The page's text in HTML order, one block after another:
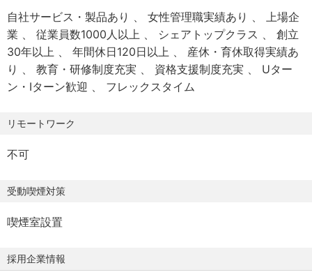
基板に利用されており、通信に欠かせぬ技術となります。
その市場拡大および技術進化の速度は年々加速しており、
より高度な要求に応える開発が必要になっています。
本ポジションでは、当社の顧客側に近しい評価技術、評価
設備をお持ちの方に、
顧客へ精度の高い提案（データ）を提示できるよう、顧客
び
構築した評価技術をもとにした国内外の顧客や基板メーカ
通勤手当 残業手当 家族手当 地域手当 住宅手当 他
【福利厚生】
家賃補助(単身赴任制度(借上社宅など) 持家促進制度 育
児支援制度 財産形成貯蓄制度 他
【新幹線通勤可】
可※
【休日休暇】
土日 年次有給休暇 年末年始 夏季休暇 慶弔休暇 育
年間休日：123日
②銅張積層板の特性を向上させるため、ガラス繊維を始め
とする基材の課題について議論できるようになる資質を持
つ人材
◆社風について
キャリア入社のエンジニアも多く在籍しており、在籍・年
また当社では、一人一人が広い裁量を以て職務に当たるこ
とができ、
当社のスペシャルガラスは、国内外の競合と比較しても高
ており、
基地局・データセンターや生成AI向けサーバーといった高
自社サービス・製品あり 女性管理職実績あり
上場企
業
従業員数1000人以上 シェアトップクラス
創立
30年以上
年間休日120日以上
産休・育休取得実績あ
り
教育・研修制度充実 資格支援制度充実
Uター
ン・Iターン歓迎
フレックスタイム
リモートワーク
不可
受動喫煙対策
喫煙室設置
採用企業情報